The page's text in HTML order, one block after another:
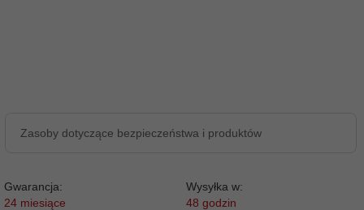
Zasoby dotyczące bezpieczeństwa i produktów
Gwarancja:
24 miesiące
Wysyłka w:
48 godzin